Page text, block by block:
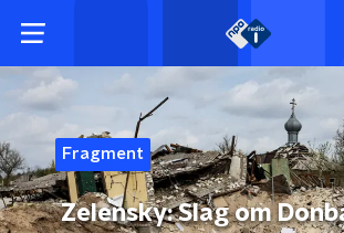
Fragment
Zelensky: Slag om